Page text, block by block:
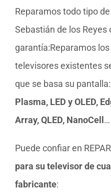
Reparamos todo tipo
Sebastián de los Reyes
garantía:Reparamos
televisores existentes
que se basa su pantalla:
Plasma, LED y OLED,
Array, QLED, NanoCell…
Puede confiar en
para su televisor de
fabricante: